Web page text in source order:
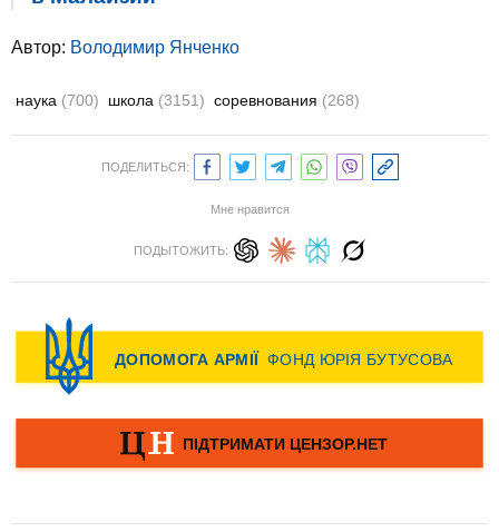
Автор: Володимир Янченко
наука (700) школа (3151) соревнования (268)
ПОДЕЛИТЬСЯ:
Мне нравится
ПОДЫТОЖИТЬ: